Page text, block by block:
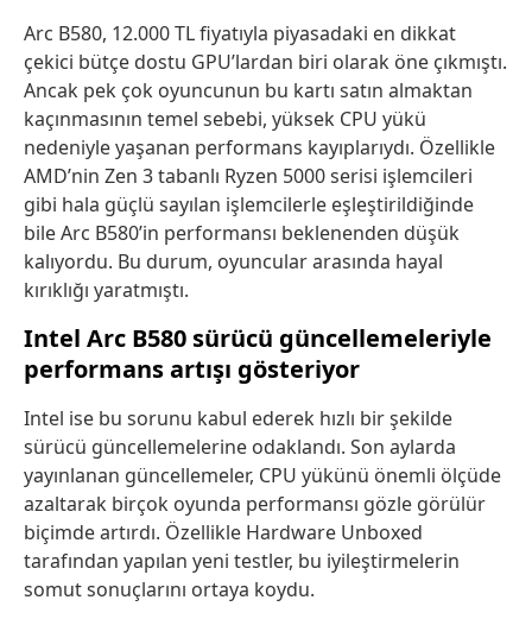
Arc B580, 12.000 TL fiyatıyla piyasadaki en dikkat
çekici bütçe dostu GPU’lardan biri olarak öne çıkmıştı.
Ancak pek çok oyuncunun bu kartı satın almaktan
kaçınmasının temel sebebi, yüksek CPU yükü
nedeniyle yaşanan performans kayıplarıydı. Özellikle
AMD’nin Zen 3 tabanlı Ryzen 5000 serisi işlemcileri
gibi hala güçlü sayılan işlemcilerle eşleştirildiğinde
bile Arc B580’in performansı beklenenden düşük
kalıyordu. Bu durum, oyuncular arasında hayal
kırıklığı yaratmıştı.
Intel Arc B580 sürücü güncellemeleriyle
performans artışı gösteriyor
Intel ise bu sorunu kabul ederek hızlı bir şekilde
sürücü güncellemelerine odaklandı. Son aylarda
yayınlanan güncellemeler, CPU yükünü önemli ölçüde
azaltarak birçok oyunda performansı gözle görülür
biçimde artırdı. Özellikle Hardware Unboxed
tarafından yapılan yeni testler, bu iyileştirmelerin
somut sonuçlarını ortaya koydu.